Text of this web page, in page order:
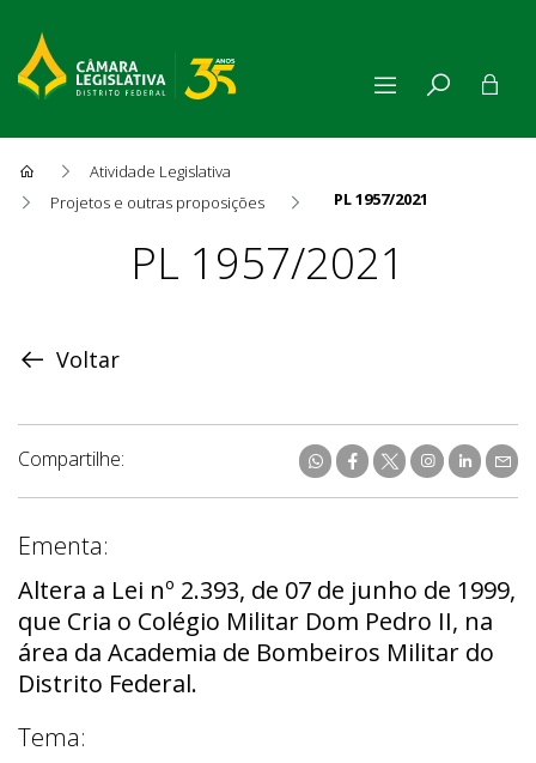
Atividade Legislativa
Projetos e outras proposições
PL 1957/2021
ProposiçãoPL 1957/2021
Voltar
Compartilhe:
Ementa:
Altera a Lei nº 2.393, de 07 de junho de 1999,
que Cria o Colégio Militar Dom Pedro II, na
área da Academia de Bombeiros Militar do
Distrito Federal.
Tema: